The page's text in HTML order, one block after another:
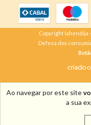
Ao navegar por este site
a sua
Copyright lahendija
Defesa dos